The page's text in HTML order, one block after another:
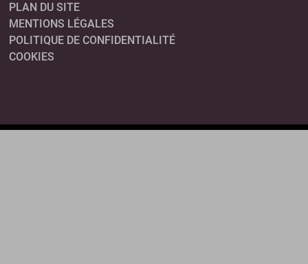
PLAN DU SITE
MENTIONS LÉGALES
POLITIQUE DE CONFIDENTIALITÉ
COOKIES